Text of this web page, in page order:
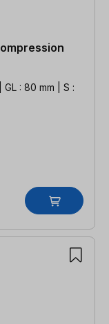
GL : 80 mm | S :